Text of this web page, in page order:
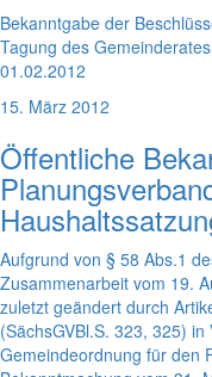
Bekanntgabe der
Tagung des
01.02.2012
15. März 2012
Öffentliche
Aufgrund von § 58 Abs.1
Zusammenarbeit vom 19.
zuletzt geändert durch
(SächsGVBl.S. 323, 325)
Gemeindeordnung für den